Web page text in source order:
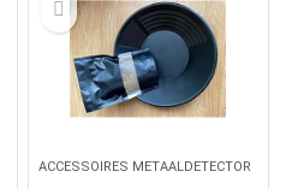
ACCESSOIRES METAALDETECTOR